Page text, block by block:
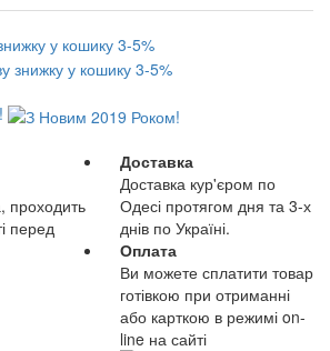
у кошику 3-5%
проходить
перед
Доставка
Доставка кур'єром по
Одесі протягом дня та 3-х
днів по Україні.
Оплата
Ви можете сплатити товар
готівкою при отриманні
або карткою в режимі on-
line на сайті